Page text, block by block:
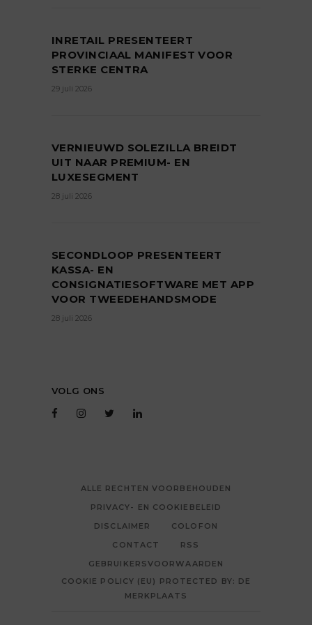
INRETAIL PRESENTEERT
PROVINCIAAL MANIFEST VOOR
STERKE CENTRA
29 juli 2026
VERNIEUWD SOLEZILLA BREIDT
UIT NAAR PREMIUM- EN
LUXESEGMENT
28 juli 2026
SECONDLOOP PRESENTEERT
KASSA- EN
CONSIGNATIESOFTWARE MET APP
VOOR TWEEDEHANDSMODE
28 juli 2026
VOLG ONS
ALLE RECHTEN VOORBEHOUDEN
PRIVACY- EN COOKIEBELEID
DISCLAIMER
COLOFON
CONTACT
RSS
GEBRUIKERSVOORWAARDEN
COOKIE POLICY (EU) PROTECTED BY: DE
MERKPLAATS